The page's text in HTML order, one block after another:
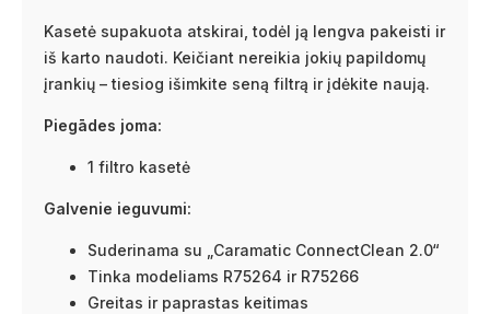
Kasetė supakuota atskirai, todėl ją lengva pakeisti ir
iš karto naudoti. Keičiant nereikia jokių papildomų
įrankių – tiesiog išimkite seną filtrą ir įdėkite naują.
Piegādes joma:
1 filtro kasetė
Galvenie ieguvumi:
Suderinama su „Caramatic ConnectClean 2.0“
Tinka modeliams R75264 ir R75266
Greitas ir paprastas keitimas